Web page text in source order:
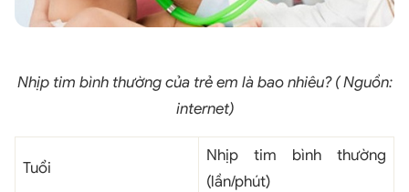
Nhịp tim bình thường của trẻ em là bao nhiêu? ( Nguồn:
internet)
Tuổi
Nhịp tim bình thường
(lần/phút)